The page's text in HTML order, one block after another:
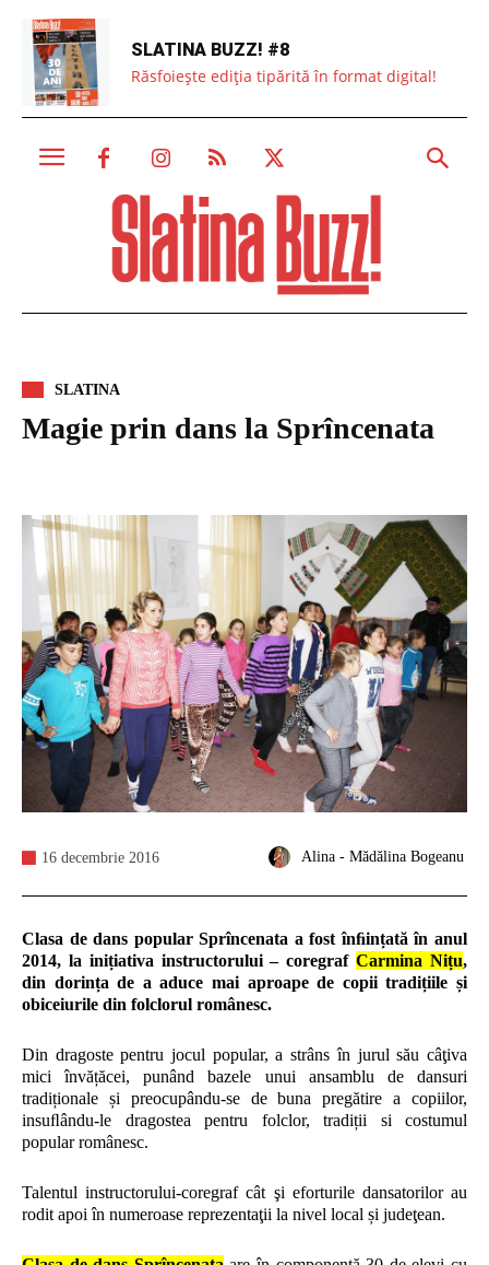
SLATINA BUZZ! #8
Răsfoiește ediția tipărită în format digital!
SLATINA
Magie prin dans la Sprîncenata
Alina - Mădălina Bogeanu
16 decembrie 2016
Clasa de dans popular Sprîncenata a fost înﬁințată în anul
2014, la inițiativa instructorului – coregrafCarmina Nițu,
din dorința de a aduce mai aproape de copii tradițiile și
obiceiurile din folclorul românesc.
Din dragoste pentru jocul popular, a strâns în jurul său câţiva
mici învățăcei, punând bazele unui ansamblu de dansuri
tradiționale și preocupându-se de buna pregătire a copiilor,
insuﬂându-le dragostea pentru folclor, tradiții si costumul
popular românesc.
Talentul instructorului-coregraf cât şi eforturile dansatorilor au
rodit apoi în numeroase reprezentaţii la nivel local și judeţean.